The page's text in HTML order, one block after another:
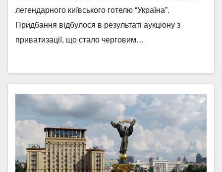
легендарного київського готелю “Україна”.
Придбання відбулося в результаті аукціону з
приватизації, що стало черговим…